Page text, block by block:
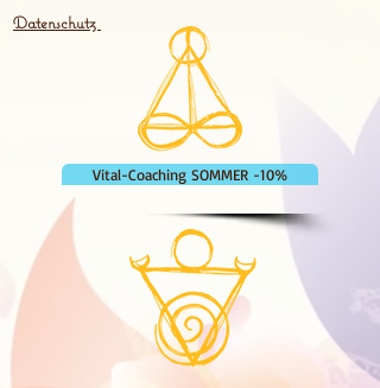
Datenschutz
Vital-Coaching SOMMER -10%